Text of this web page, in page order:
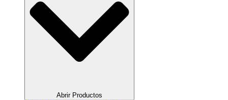
Abrir Productos